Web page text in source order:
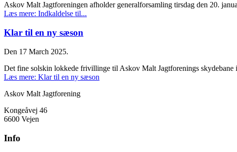
Askov Malt Jagtforeningen afholder generalforsamling tirsdag den 20.
Læs mere: Indkaldelse til...
Klar til en ny sæson
Den 17 March 2025.
Det fine solskin lokkede frivillinge til Askov Malt Jagtforenings skydebane
Læs mere: Klar til en ny sæson
Askov Malt Jagtforening
Kongeåvej 46
6600 Vejen
Info